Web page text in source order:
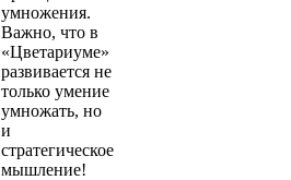
умножения.
Важно, что в
«Цветариуме»
развивается не
только умение
умножать, но
и
стратегическое
мышление!